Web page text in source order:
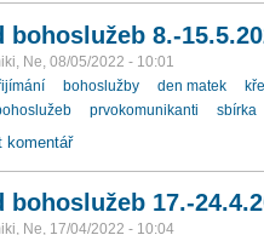
bohoslužeb 8.-
Ne, 08/05/2022 - 10:01
bohoslužby den matek
prvokomunikanti sbírka
komentář
bohoslužeb 17.-
Ne, 17/04/2022 - 10:04